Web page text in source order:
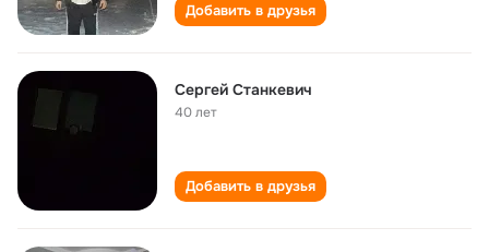
Добавить в друзья
Сергей Станкевич
40 лет
Добавить в друзья